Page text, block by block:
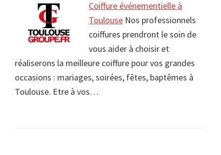
Coiffure événementielle à
Toulouse Nos professionnels
coiffures prendront le soin de
vous aider à choisir et
réaliserons la meilleure coiffure pour vos grandes
occasions : mariages, soirées, fêtes, baptêmes à
Toulouse. Etre à vos…